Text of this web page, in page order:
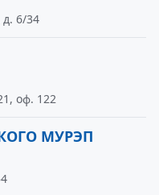
д. 6/34
оф. 122
МУРЭП